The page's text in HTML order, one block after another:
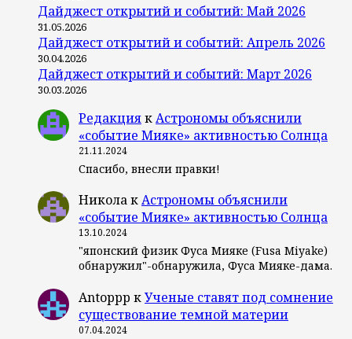
Дайджест открытий и событий: Май 2026
31.05.2026
Дайджест открытий и событий: Апрель 2026
30.04.2026
Дайджест открытий и событий: Март 2026
30.03.2026
РедакциякАстрономы объяснили
«событие Мияке» активностью Солнца
21.11.2024
Спасибо, внесли правки!
НиколакАстрономы объяснили
«событие Мияке» активностью Солнца
13.10.2024
"японский физик Фуса Мияке (Fusa Miyake)
обнаружил"-обнаружила, Фуса Мияке-дама.
Antoppp кУченые ставят под сомнение
существование темной материи
07.04.2024